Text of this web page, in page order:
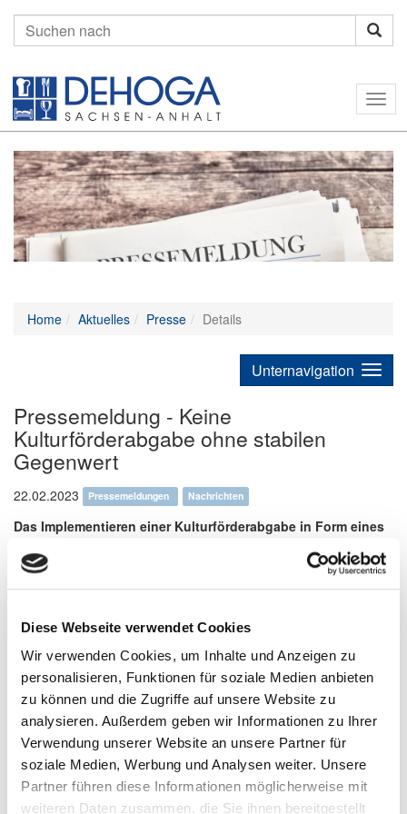
Diese Webseite verwendet Cookies
Wir verwenden Cookies, um Inhalte und Anzeigen zu
personalisieren, Funktionen für soziale Medien anbieten
zu können und die Zugriffe auf unsere Website zu
analysieren. Außerdem geben wir Informationen zu Ihrer
Verwendung unserer Website an unsere Partner für
soziale Medien, Werbung und Analysen weiter. Unsere
Partner führen diese Informationen möglicherweise mit
weiteren Daten zusammen, die Sie ihnen bereitgestellt
nach:
Home Aktuelles Presse Details
Unternavigation
Pressemeldung - Keine
Kulturförderabgabe ohne stabilen
Gegenwert
22.02.2023 Pressemeldungen Nachrichten
Das Implementieren einer Kulturförderabgabe in Form eines
Gemeinden und Kommunen Fahrt aufzunehmen.
Prinzipiell stehen wir einer solchen Abgabe positiv
Einnahmen in den Tourismus zurückfließen.
Problematisch empfinden wir allerdings den Zeitpunkt und die
Umsetzung der Einführung. Gerade in Zeiten nach der Corona-
Pandemie haben die Unternehmen unserer Branche kaum Zeit
der Erholung, schon kam die Ukraine-Krise mit allen
Auswirkungen und traf die Branche mit voller Wucht! Vorhandene
Buchungen wurden oftmals storniert und langfristige Buchungen
sind rückläufig. In den ohnehin schweren Zeiten soll nun vielerorts
eine Kulturförderabgabe implementiert werden. Man möchte
diese teilweise mit aller Macht umsetzen. Leittragend sind die, die